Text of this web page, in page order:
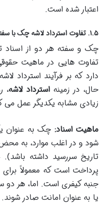
اعتبار شده است.
۱.۵. تفاوت استرداد لاشه چک با سفته
چک و سفته هر دو از اسناد
تفاوت هایی در ماهیت
دارد که بر فرآیند استرداد
حال، در زمینه استرداد لاشه،
زیادی مشابه یکدیگر عمل می
ماهیت اسناد: چک به عنوان
شود و در اغلب موارد، به
تاریخ سررسید داشته
پرداخت است که معمولاً
جنبه کیفری است. اما، هر دو
یا به عنوان امانت صادر شوند.